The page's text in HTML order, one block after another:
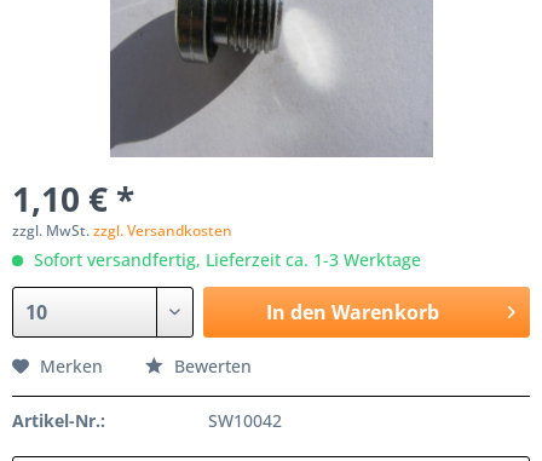
1,10 € *
zzgl. MwSt.zzgl. Versandkosten
Sofort versandfertig, Lieferzeit ca. 1-3 Werktage
In den Warenkorb
Merken Bewerten
Artikel-Nr.: SW10042